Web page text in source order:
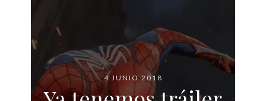
4 JUNIO 2018